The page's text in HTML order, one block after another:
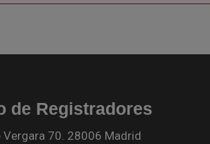
de Registradores
Vergara 70. 28006 Madrid